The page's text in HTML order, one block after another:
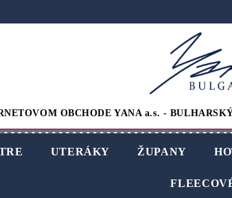
OBCHODE YANA a.s. -
UTERÁKY ŽUPANY